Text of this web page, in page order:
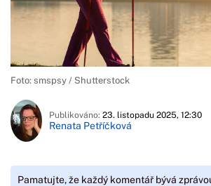
Foto: smspsy / Shutterstock
Publikováno: 23. listopadu 2025, 12:30
Renata Petříčková
Pamatujte, že každý komentář bývá